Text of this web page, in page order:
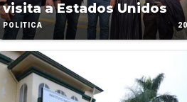
visita a Estados Unidos
POLÍTICA